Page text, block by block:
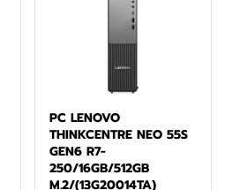
PC LENOVO
THINKCENTRE NEO 55S
GEN6 R7-
250/16GB/512GB
M.2/(13G20014TA)